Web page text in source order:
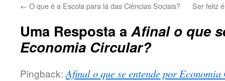
← O que é a Escola para lá das Ciências Sociais? Ser feliz
Uma Resposta aAfinal o que
Economia Circular?
Pingback: Afinal o que se entende por